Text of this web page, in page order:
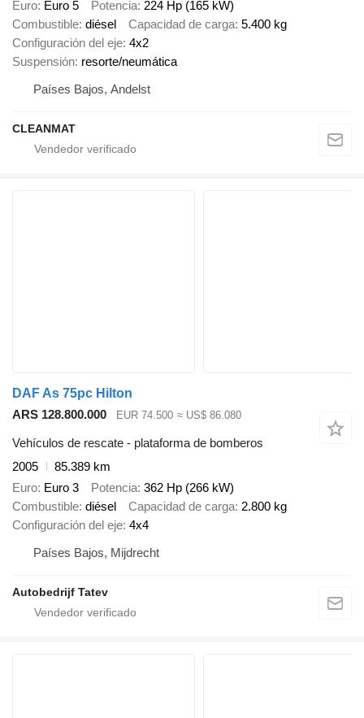
Euro Euro 5 Potencia 224 Hp (165 kW)
Combustible diésel Capacidad de carga 5.400 kg
Configuración del eje 4x2
Suspensión resorte/neumática
Países Bajos, Andelst
CLEANMAT
DAF As 75pc Hilton
ARS 128.800.000
EUR 74.500 ≈ US$ 86.080
Vehículos de rescate - plataforma de bomberos
2005
85.389 km
Euro Euro 3 Potencia 362 Hp (266 kW)
Combustible diésel Capacidad de carga 2.800 kg
Configuración del eje 4x4
Países Bajos, Mijdrecht
Autobedrijf Tatev